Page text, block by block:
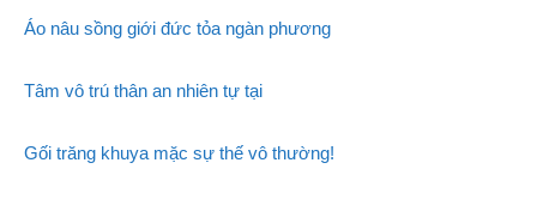
Áo nâu sồng giới đức tỏa ngàn phương
Tâm vô trú thân an nhiên tự tại
Gối trăng khuya mặc sự thế vô thường!